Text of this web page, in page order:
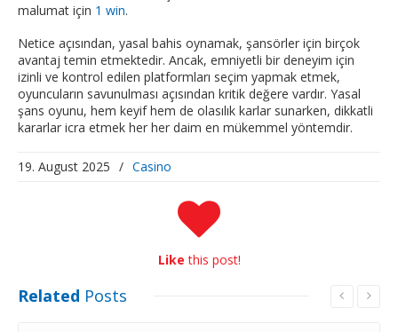
malumat için 1 win.
Netice açısından, yasal bahis oynamak, şansörler için birçok
avantaj temin etmektedir. Ancak, emniyetli bir deneyim için
izinli ve kontrol edilen platformları seçim yapmak etmek,
oyuncuların savunulması açısından kritik değere vardır. Yasal
şans oyunu, hem keyif hem de olasılık karlar sunarken, dikkatli
kararlar icra etmek her her daim en mükemmel yöntemdir.
19. August 2025 / Casino
Like this post!
Related Posts